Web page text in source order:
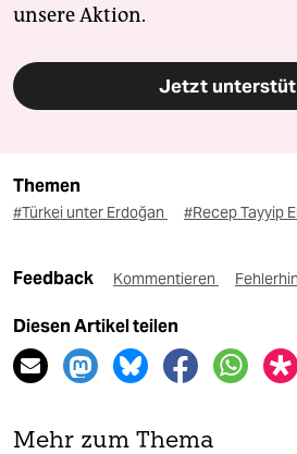
unsere Aktion.
Jetzt
Themen
#Türkei unter Erdoğan #Recep Tayyip
Feedback Kommentieren
Diesen Artikel teilen
Mehr zum Thema